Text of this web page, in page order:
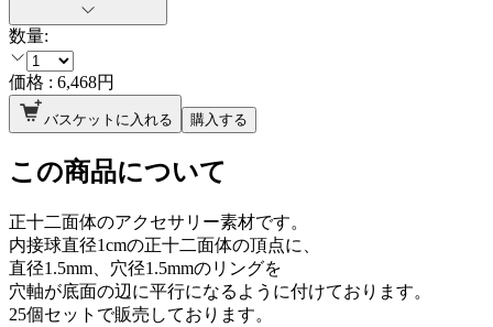
数量:
価格 : 6,468円
バスケットに入れる 購入する
この商品について
正十二面体のアクセサリー素材です。
内接球直径1cmの正十二面体の頂点に、
直径1.5mm、穴径1.5mmのリングを
穴軸が底面の辺に平行になるように付けております。
25個セットで販売しております。